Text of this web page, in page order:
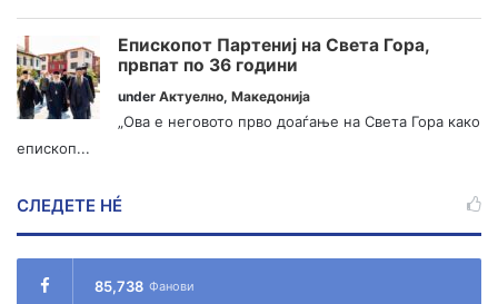
Епископот Партениј на Света Гора,
првпат по 36 години
under Актуелно, Македонија
„Ова е неговото прво доаѓање на Света Гора како
епископ...
СЛЕДЕТЕ НÉ
85,738 Фанови